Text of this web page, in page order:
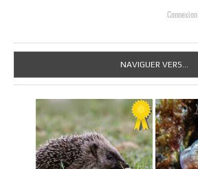
Connexion
NAVIGUER VERS...